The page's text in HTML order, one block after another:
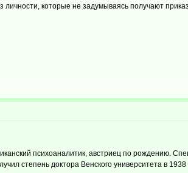
которые не задумываясь получают
психоаналитик, австриец по рождению.
степень доктора Венского университета в